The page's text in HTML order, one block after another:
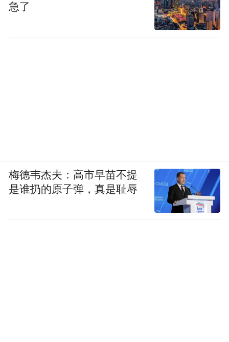
急了
梅德韦杰夫：高市早苗不提
是谁扔的原子弹，真是耻辱